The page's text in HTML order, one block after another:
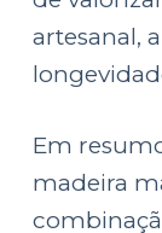
artesanal,
Em
madeira